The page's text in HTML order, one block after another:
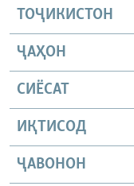
ТОҶИКИСТОН
ҶАҲОН
СИЁСАТ
ИҚТИСОД
ҶАВОНОН